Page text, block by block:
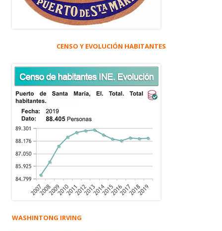
CENSO Y EVOLUCIÓN HABITANTES
WASHINTONG IRVING